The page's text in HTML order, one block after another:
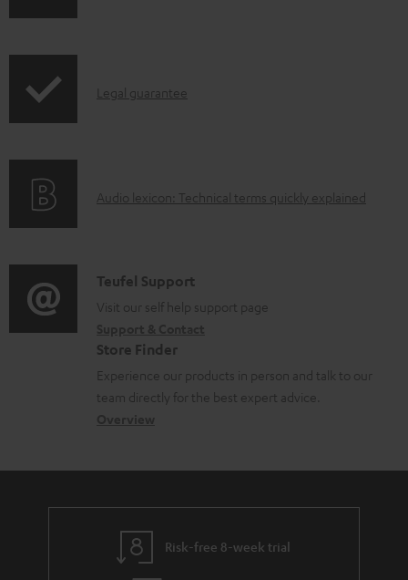
l
a
e
d
o
c
u
n
t
I
r
t
i
o
n
a
u
t
Legal guarantee
A
i
o
l
o
a
Audio lexicon: Technical terms quickly explained
C
o
n
t
a
d
e
Teufel Support
Visit our self help support page
Store Finder
Experience our products in person and talk to our
team directly for the best expert advice.
Risk-free 8-week trial